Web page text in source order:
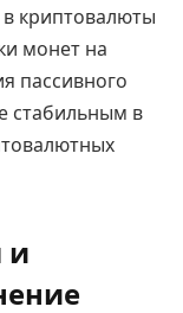
криптовалюты
монет на
пассивного
стабильным в
и